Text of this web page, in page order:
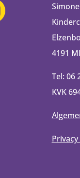
4191
Tel: 06
KVK